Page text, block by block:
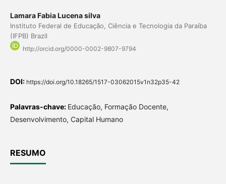
Lamara Fabia Lucena silva
Instituto Federal de Educação, Ciência e Tecnologia da Paraíba
(IFPB) Brazil
http://orcid.org/0000-0002-9807-9794
DOI: https://doi.org/10.18265/1517-03062015v1n32p35-42
Palavras-chave: Educação, Formação Docente,
Desenvolvimento, Capital Humano
RESUMO